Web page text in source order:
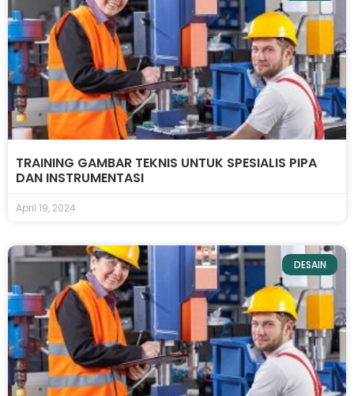
TRAINING GAMBAR TEKNIS UNTUK SPESIALIS PIPA
DAN INSTRUMENTASI
April 19, 2024
DESAIN